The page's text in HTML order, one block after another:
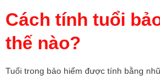
Cách tính tuổi
thế nào?
Tuổi trong bảo hiểm được tính bằng